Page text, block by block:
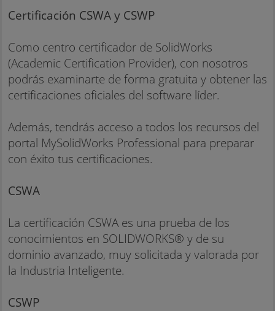
Certificación CSWA y CSWP
Como centro certificador de SolidWorks
(Academic Certification Provider), con nosotros
podrás examinarte de forma gratuita y obtener las
certificaciones oficiales del software líder.
Además, tendrás acceso a todos los recursos del
portal MySolidWorks Professional para preparar
con éxito tus certificaciones.
CSWA
La certificación CSWA es una prueba de los
conocimientos en SOLIDWORKS® y de su
dominio avanzado, muy solicitada y valorada por
la Industria Inteligente.
CSWP